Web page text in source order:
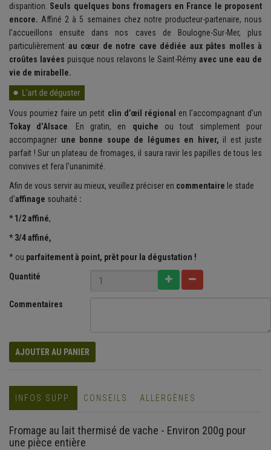
disparition. Seuls quelques bons fromagers en France le proposent
encore. Affiné 2 à 5 semaines chez notre producteur-partenaire, nous
l'accueillons ensuite dans nos caves de Boulogne-Sur-Mer, plus
particulièrement au cœur de notre cave dédiée aux pâtes molles à
croûtes lavées puisque nous relavons le Saint-Rémy avec une eau de
vie de mirabelle.
Vous pourriez faire un petit clin d’œil régional
en l’accompagnant d’un
Tokay d’Alsace. En gratin, en quiche ou tout simplement pour
accompagner une bonne soupe de légumes en hiver, il est juste
parfait ! Sur un plateau de fromages, il saura ravir les papilles de tous les
convives et fera l'unanimité.
Afin de vous servir au mieux, veuillez préciser en commentaire le stade
d'affinage souhaité :
* 1/2 affiné,
* 3/4 affiné,
* ou parfaitementà point, prêt pour la dégustation !
Quantité
Commentaires
AJOUTER AU PANIER
INFOS SUPP. CONSEILS ALLERGÈNES
Fromage au lait thermisé de vache - Environ 200g pour
une pièce entière